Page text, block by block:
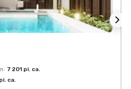
: 7 201 pi. ca.
ca.